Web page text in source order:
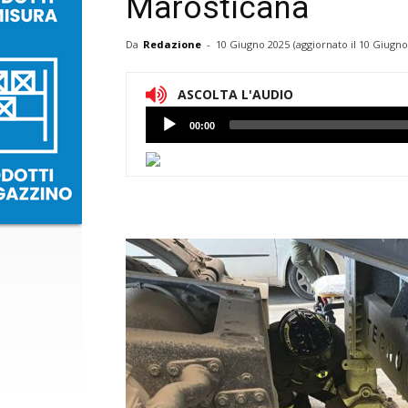
Marosticana
Da Redazione - 10 Giugno 2025 (aggiornato il 10
ASCOLTA L'AUDIO
Lettore
Audio
00:00